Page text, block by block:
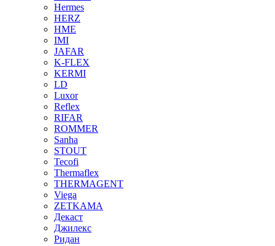
Hermes
HERZ
HME
IMI
JAFAR
K-FLEX
KERMI
LD
Luxor
Reflex
RIFAR
ROMMER
Sanha
STOUT
Tecofi
Thermaflex
THERMAGENT
Viega
ZETKAMA
Декаст
Джилекс
Ридан